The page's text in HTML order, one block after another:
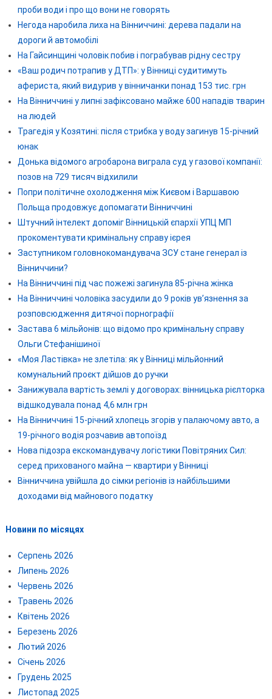
проби води і про що вони не говорять
Негода наробила лиха на Вінниччині: дерева падали на
дороги й автомобілі
На Гайсинщині чоловік побив і пограбував рідну сестру
«Ваш родич потрапив у ДТП»: у Вінниці судитимуть
афериста, який видурив у вінничанки понад 153 тис. грн
На Вінниччині у липні зафіксовано майже 600 нападів тварин
на людей
Трагедія у Козятині: після стрибка у воду загинув 15-річний
юнак
Донька відомого агробарона виграла суд у газової компанії:
позов на 729 тисяч відхилили
Попри політичне охолодження між Києвом і Варшавою
Польща продовжує допомагати Вінниччині
Штучний інтелект допоміг Вінницькій єпархії УПЦ МП
прокоментувати кримінальну справу ієрея
Заступником головнокомандувача ЗСУ стане генерал із
Вінниччини?
На Вінниччині під час пожежі загинула 85-річна жінка
На Вінниччині чоловіка засудили до 9 років ув’язнення за
розповсюдження дитячої порнографії
Застава 6 мільйонів: що відомо про кримінальну справу
Ольги Стефанішиної
«Моя Ластівка» не злетіла: як у Вінниці мільйонний
комунальний проєкт дійшов до ручки
Занижувала вартість землі у договорах: вінницька рієлторка
відшкодувала понад 4,6 млн грн
На Вінниччині 15-річний хлопець згорів у палаючому авто, а
19-річного водія розчавив автопоїзд
Нова підозра екскомандувачу логістики Повітряних Сил:
серед прихованого майна — квартири у Вінниці
Вінниччина увійшла до сімки регіонів із найбільшими
доходами від майнового податку
Новини по місяцях
Серпень 2026
Липень 2026
Червень 2026
Травень 2026
Квітень 2026
Березень 2026
Лютий 2026
Січень 2026
Грудень 2025
Листопад 2025